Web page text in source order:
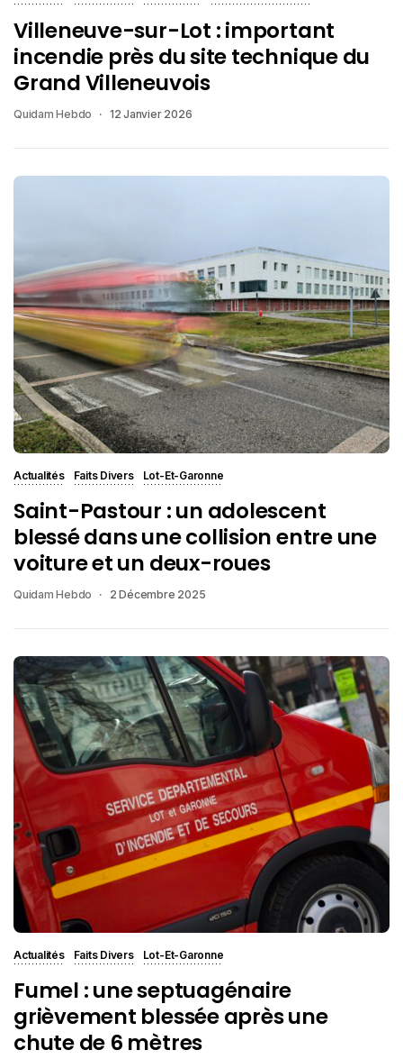
Villeneuve-sur-Lot : important
incendie près du site technique du
Grand Villeneuvois
Quidam Hebdo 12 Janvier 2026
Actualités Faits Divers Lot-Et-Garonne
Saint-Pastour : un adolescent
blessé dans une collision entre une
voiture et un deux-roues
Quidam Hebdo 2 Décembre 2025
Actualités Faits Divers Lot-Et-Garonne
Fumel : une septuagénaire
grièvement blessée après une
chute de 6 mètres